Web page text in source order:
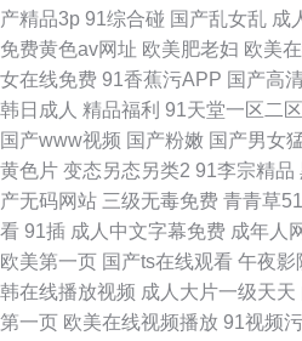
产精品3p 91综合碰 国产乱女乱 成
免费黄色av网址 欧美肥老妇 欧美
女在线免费 91香蕉污APP 国产高
韩日成人 精品福利 91天堂一区二区
国产www视频 国产粉嫩 国产男女
黄色片 变态另态另类2 91李宗精品
产无码网站 三级无毒免费 青青草51
看 91插 成人中文字幕免费 成年人
欧美第一页 国产ts在线观看 午夜影
韩在线播放视频 成人大片一级天天
第一页 欧美在线视频播放 91视频